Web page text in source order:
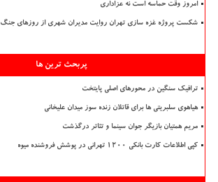
امروز وقت حماسه است نه عزاداری
شکست پروژه غزه سازی تهران روایت مدیران شهری از روزهای جنگ
پربحث ترین ها
ترافیک سنگین در محورهای اصلی پایتخت
هیاهوی سلبریتی ها برای قاتلان زنده سوز میدان علیخانی
مریم همتیان بازیگر جوان سینما و تئاتر درگذشت
کپی اطلاعات کارت بانکی ۱۲۰۰ تهرانی در پوشش فروشنده میوه